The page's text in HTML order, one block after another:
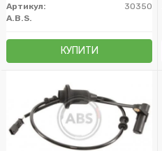
Артикул:
30350
A.B.S.
КУПИТИ